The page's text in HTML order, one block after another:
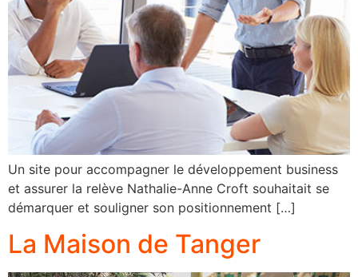
Un site pour accompagner le développement business
et assurer la relève Nathalie-Anne Croft souhaitait se
démarquer et souligner son positionnement […]
La Maison de Tanger